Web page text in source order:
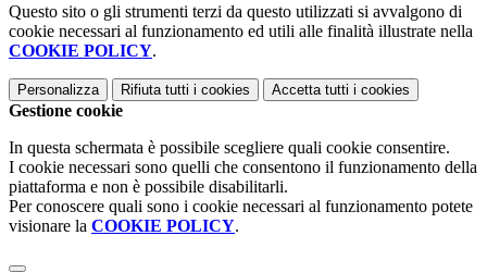
Questo sito o gli strumenti terzi da questo utilizzati si avvalgono di
cookie necessari al funzionamento ed utili alle finalità illustrate nella
COOKIE POLICY.
Personalizza Rifiuta tutti i cookies Accetta tutti i cookies
Gestione cookie
In questa schermata è possibile scegliere quali cookie consentire.
I cookie necessari sono quelli che consentono il funzionamento della
piattaforma e non è possibile disabilitarli.
Per conoscere quali sono i cookie necessari al funzionamento potete
visionare la COOKIE POLICY.